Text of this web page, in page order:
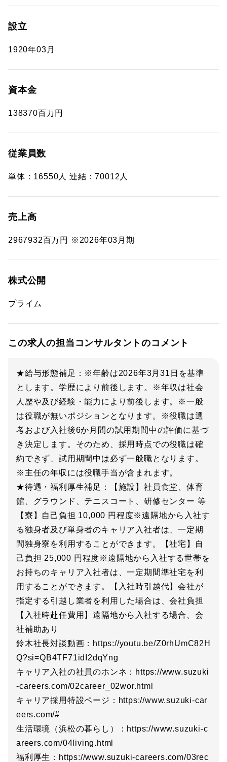
設立
1920年03月
資本金
138370百万円
従業員数
単体：16550人 連結：70012人
売上高
2967932百万円 ※2026年03月期
株式公開
プライム
この求人の担当コンサルタントのコメント
★給与形態補足：※年齢は2026年3月31日を基準
とします。学歴により前後します。※年収は社会
人歴や及び経験・能力により前後します。※一般
は役職が無いポジションとなります。※役職は選
考および入社後6か月間の試用期間中の評価に基づ
き決定します。そのため、採用時点での役職は確
約できず、試用期間中は必ず一般職となります。
※主任の年収には役職手当が含まれます。
★待遇・福利厚生補足：【施設】社員食堂、体育
館、グラウンド、テニスコート、研修センター 等
【寮】自己負担 10,000 円程度※遠隔地から入社す
る独身者及び単身者のキャリア入社者は、一定期
間独身寮を利用することができます。【社宅】自
己負担 25,000 円程度※遠隔地から入社する世帯を
お持ちのキャリア入社者は、一定期間準社宅を利
用することができます。【入社時引越代】会社が
指定する引越し業者を利用した場合は、会社負担
【入社時赴任費用】遠隔地から入社する場合、会
社補助あり
鈴木社長対談動画：https://youtu.be/Z0rhUmC82H
Q?si=QB4TF71idI2dqYng
キャリア入社の社員のホンネ：https://www.suzuki
-careers.com/02career_02wor.html
キャリア採用特設ページ：https://www.suzuki-car
eers.com/#
生活環境（浜松の暮らし）：https://www.suzuki-c
areers.com/04living.html
福利厚生：https://www.suzuki-careers.com/03rec